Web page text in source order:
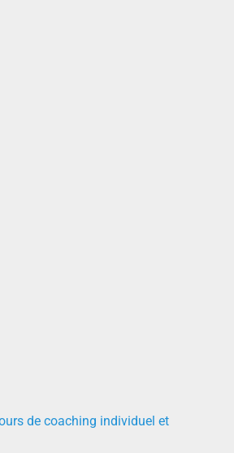
de coaching individuel et